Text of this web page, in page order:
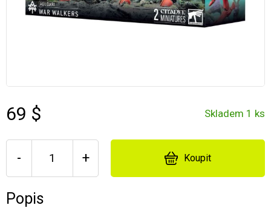
69 $ Skladem 1 ks
- + Koupit
Popis